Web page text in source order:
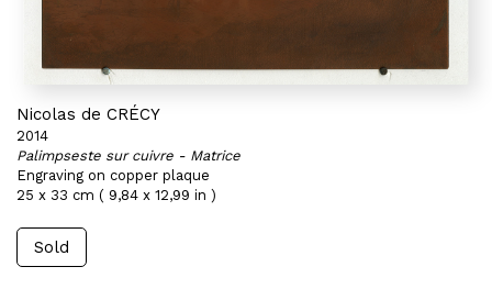
Nicolas de CRÉCY
2014
Palimpseste sur cuivre - Matrice
Engraving on copper plaque
25 x 33 cm ( 9,84 x 12,99 in )
Sold